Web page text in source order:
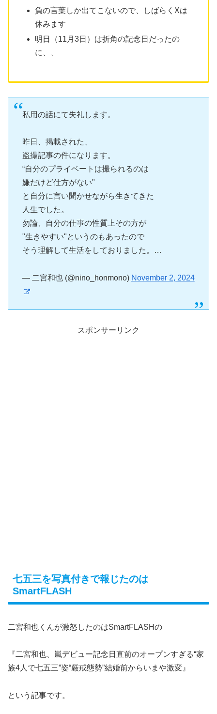
負の言葉しか出てこないので、しばらくXは
休みます
明日（11月3日）は折角の記念日だったの
に、、
私用の話にて失礼します。
昨日、掲載された、
盗撮記事の件になります。
“自分のプライベートは撮られるのは
嫌だけど仕方がない"
と自分に言い聞かせながら生きてきた
人生でした。
勿論、自分の仕事の性質上その方が
"生きやすい"というのもあったので
そう理解して生活をしておりました。…
— 二宮和也 (@nino_honmono) November 2, 2024
スポンサーリンク
七五三を写真付きで報じたのは
SmartFLASH
二宮和也くんが激怒したのはSmartFLASHの
『二宮和也、嵐デビュー記念日直前のオープンすぎる“家
族4人で七五三”姿“厳戒態勢”結婚前からいまや激変』
という記事です。